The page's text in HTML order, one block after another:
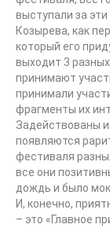
выступали за
Козырева, как
который его
выходит 3
принимают
принимали
фрагменты их
Задействованы
появляются
фестиваля
все они
дождь и было
И, конечно,
– это «Главное